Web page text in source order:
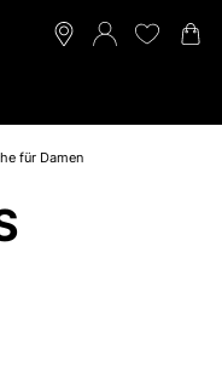
für Damen